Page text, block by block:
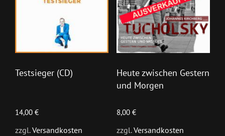
Testsieger (CD)
14,00 €
zzgl.Versandkosten
Heute zwischen Gestern
und Morgen
8,00 €
zzgl.Versandkosten